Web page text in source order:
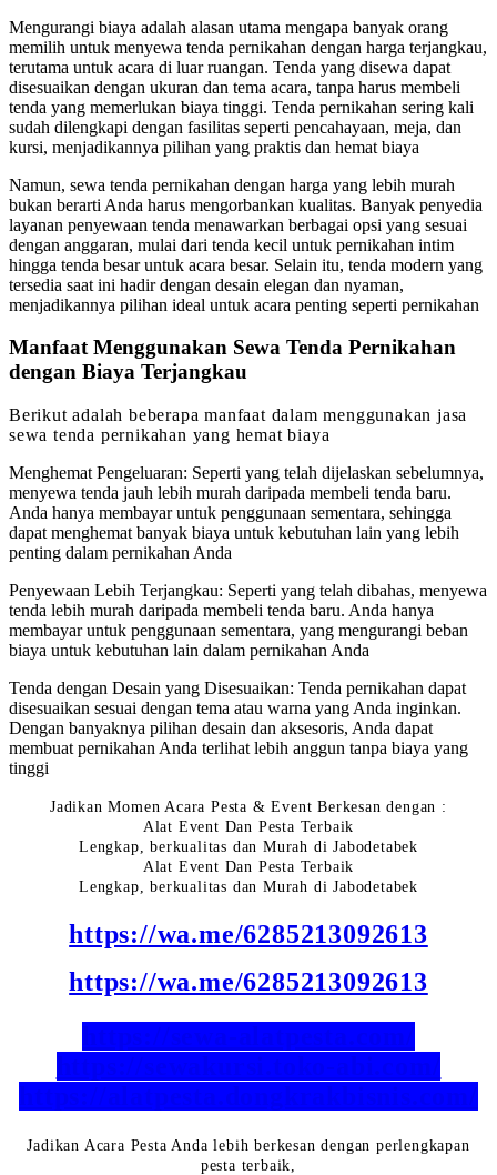
Mengurangi biaya adalah alasan utama mengapa banyak orang
memilih untuk menyewa tenda pernikahan dengan harga terjangkau,
terutama untuk acara di luar ruangan. Tenda yang disewa dapat
disesuaikan dengan ukuran dan tema acara, tanpa harus membeli
tenda yang memerlukan biaya tinggi. Tenda pernikahan sering kali
sudah dilengkapi dengan fasilitas seperti pencahayaan, meja, dan
kursi, menjadikannya pilihan yang praktis dan hemat biaya
Namun, sewa tenda pernikahan dengan harga yang lebih murah
bukan berarti Anda harus mengorbankan kualitas. Banyak penyedia
layanan penyewaan tenda menawarkan berbagai opsi yang sesuai
dengan anggaran, mulai dari tenda kecil untuk pernikahan intim
hingga tenda besar untuk acara besar. Selain itu, tenda modern yang
tersedia saat ini hadir dengan desain elegan dan nyaman,
menjadikannya pilihan ideal untuk acara penting seperti pernikahan
Manfaat Menggunakan Sewa Tenda Pernikahan
dengan Biaya Terjangkau
Berikut adalah beberapa manfaat dalam menggunakan jasa
sewa tenda pernikahan yang hemat biaya
Menghemat Pengeluaran: Seperti yang telah dijelaskan sebelumnya,
menyewa tenda jauh lebih murah daripada membeli tenda baru.
Anda hanya membayar untuk penggunaan sementara, sehingga
dapat menghemat banyak biaya untuk kebutuhan lain yang lebih
penting dalam pernikahan Anda
Penyewaan Lebih Terjangkau: Seperti yang telah dibahas, menyewa
tenda lebih murah daripada membeli tenda baru. Anda hanya
membayar untuk penggunaan sementara, yang mengurangi beban
biaya untuk kebutuhan lain dalam pernikahan Anda
Tenda dengan Desain yang Disesuaikan: Tenda pernikahan dapat
disesuaikan sesuai dengan tema atau warna yang Anda inginkan.
Dengan banyaknya pilihan desain dan aksesoris, Anda dapat
membuat pernikahan Anda terlihat lebih anggun tanpa biaya yang
tinggi
Jadikan Momen Acara Pesta & Event Berkesan dengan :
Alat Event Dan Pesta Terbaik
Lengkap, berkualitas dan Murah di Jabodetabek
Alat Event Dan Pesta Terbaik
Lengkap, berkualitas dan Murah di Jabodetabek
https://wa.me/6285213092613
https://wa.me/6285213092613
Jadikan Acara Pesta Anda lebih berkesan dengan perlengkapan
pesta terbaik,